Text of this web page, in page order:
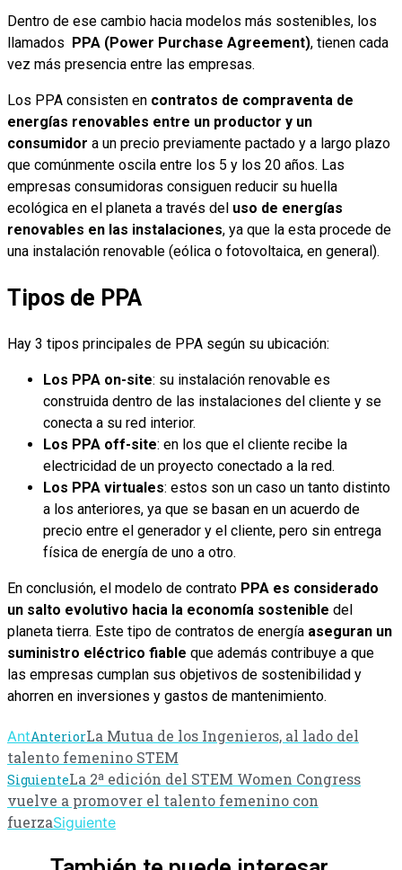
Dentro de ese cambio hacia modelos más sostenibles, los
llamados
PPA (Power Purchase Agreement), tienen cada
vez más presencia entre las empresas.
Los PPA consisten en contratos de compraventa de
energías renovables entre un productor y un
consumidor a un precio previamente pactado y a largo plazo
que comúnmente oscila entre los 5 y los 20 años. Las
empresas consumidoras consiguen reducir su huella
ecológica en el planeta a través del uso de energías
renovables en las instalaciones, ya que la esta procede de
una instalación renovable (eólica o fotovoltaica, en general).
Tipos de PPA
Hay 3 tipos principales de PPA según su ubicación:
Los PPA on-site: su instalación renovable es
construida dentro de las instalaciones del cliente y se
conecta a su red interior.
Los PPA off-site: en los que el cliente recibe la
electricidad de un proyecto conectado a la red.
Los PPA virtuales: estos son un caso un tanto distinto
a los anteriores, ya que se basan en un acuerdo de
precio entre el generador y el cliente, pero sin entrega
física de energía de uno a otro.
En conclusión, el modelo de contrato PPA es considerado
un salto evolutivo hacia la economía sostenible del
planeta tierra. Este tipo de contratos de energía aseguran un
suministro eléctrico fiable que además contribuye a que
las empresas cumplan sus objetivos de sostenibilidad y
ahorren en inversiones y gastos de mantenimiento.
AntAnteriorLa Mutua de los Ingenieros, al lado del
talento femenino STEM
SiguienteLa 2ª edición del STEM Women Congress
vuelve a promover el talento femenino con
fuerzaSiguiente